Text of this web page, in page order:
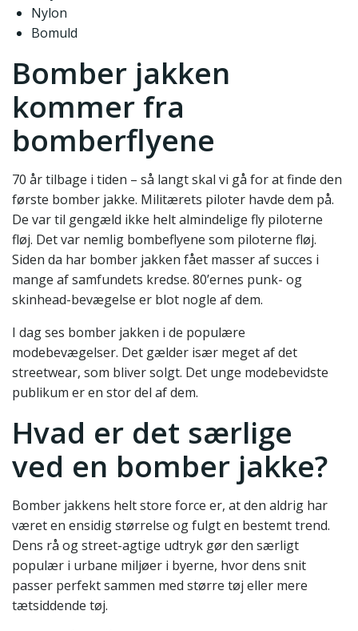
Nylon
Bomuld
Bomber jakken
kommer fra
bomberflyene
70 år tilbage i tiden – så langt skal vi gå for at finde den
første bomber jakke. Militærets piloter havde dem på.
De var til gengæld ikke helt almindelige fly piloterne
fløj. Det var nemlig bombeflyene som piloterne fløj.
Siden da har bomber jakken fået masser af succes i
mange af samfundets kredse. 80’ernes punk- og
skinhead-bevægelse er blot nogle af dem.
I dag ses bomber jakken i de populære
modebevægelser. Det gælder især meget af det
streetwear, som bliver solgt. Det unge modebevidste
publikum er en stor del af dem.
Hvad er det særlige
ved en bomber jakke?
Bomber jakkens helt store force er, at den aldrig har
været en ensidig størrelse og fulgt en bestemt trend.
Dens rå og street-agtige udtryk gør den særligt
populær i urbane miljøer i byerne, hvor dens snit
passer perfekt sammen med større tøj eller mere
tætsiddende tøj.